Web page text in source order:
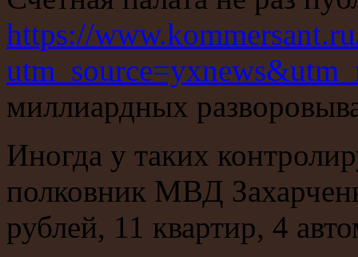
https://
миллиардных
Иногда у таких
полковник МВД
рублей, 11 квартир, 4